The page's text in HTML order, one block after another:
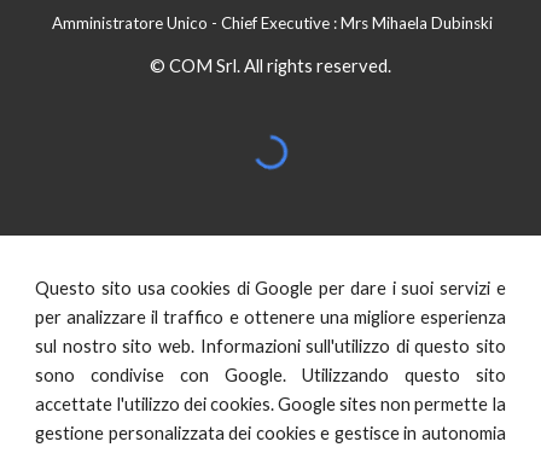
Amministratore Unico - Chief Executive : Mrs Mihaela Dubinski
© COM Srl. All rights reserved.
Questo sito usa cookies di Google per dare i suoi servizi e
per analizzare il traffico e ottenere una migliore esperienza
sul nostro sito web. Informazioni sull'utilizzo di questo sito
sono condivise con Google. Utilizzando questo sito
accettate l'utilizzo dei cookies. Google sites non permette la
gestione personalizzata dei cookies e gestisce in autonomia